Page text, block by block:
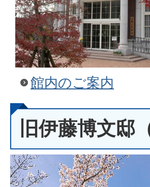
館内のご案内
旧伊藤博文邸